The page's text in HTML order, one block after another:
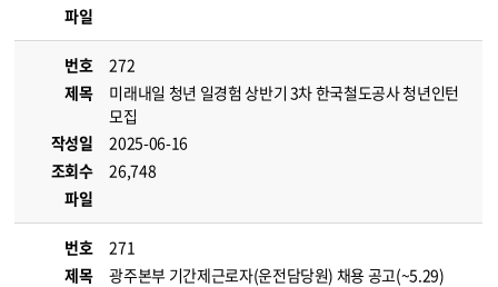
파일
번호
272
제목
미래내일 청년 일경험 상반기 3차 한국철도공사 청년인턴
모집
작성일
2025-06-16
조회수
26,748
파일
번호
271
제목
광주본부 기간제근로자(운전담당원) 채용 공고(~5.29)